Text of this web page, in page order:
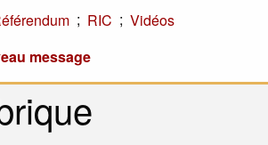
; RIC ; Vidéos
message